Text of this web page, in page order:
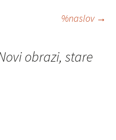
%naslov →
obrazi, stare